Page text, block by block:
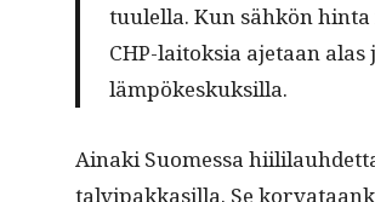
tuulel­la. Kun sähkön hin­ta
CHP-laitok­sia aje­taan
lämpökeskuksilla.
Aina­ki Suomes­sa
talvipakkasil­la. Se